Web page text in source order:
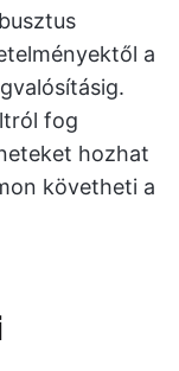
a
fog
hozhat
követheti a